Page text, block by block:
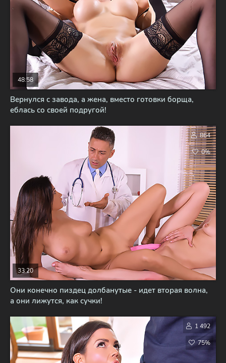
Вернулся с завода, а жена, вместо готовки борща,
еблась со своей подругой!
48:58
Они конечно пиздец долбанутые - идет вторая волна,
а они лижутся, как сучки!
33:20
864
0%
1 492
75%